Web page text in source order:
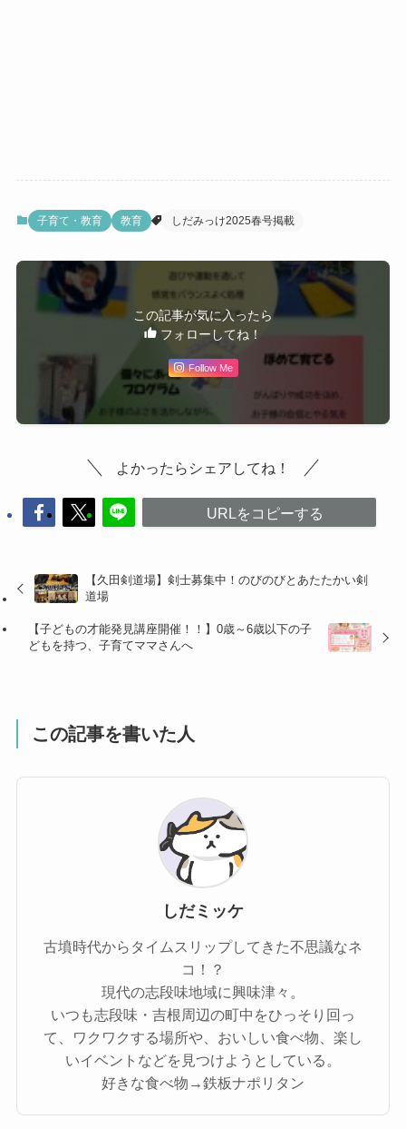
子育て・教育 教育 しだみっけ2025春号掲載
この記事が気に入ったら
フォローしてね！
Follow Me
よかったらシェアしてね！
URLをコピーする
【久田剣道場】剣士募集中！のびのびとあたたかい剣
道場
【子どもの才能発見講座開催！！】0歳～6歳以下の子
どもを持つ、子育てママさんへ
この記事を書いた人
しだミッケ
古墳時代からタイムスリップしてきた不思議なネ
コ！？
現代の志段味地域に興味津々。
いつも志段味・吉根周辺の町中をひっそり回っ
て、ワクワクする場所や、おいしい食べ物、楽し
いイベントなどを見つけようとしている。
好きな食べ物→鉄板ナポリタン